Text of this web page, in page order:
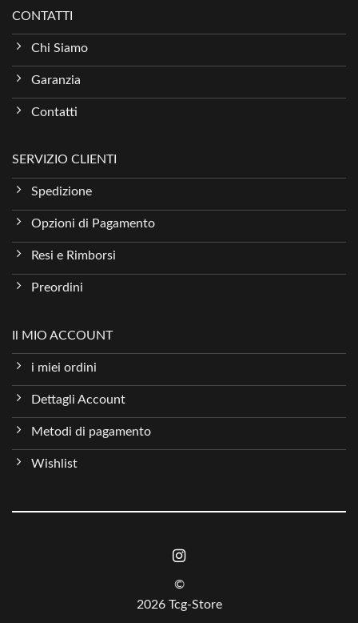
CONTATTI
Chi Siamo
Garanzia
Contatti
SERVIZIO CLIENTI
Spedizione
Opzioni di Pagamento
Resi e Rimborsi
Preordini
Il MIO ACCOUNT
i miei ordini
Dettagli Account
Metodi di pagamento
Wishlist
©
2026 Tcg-Store